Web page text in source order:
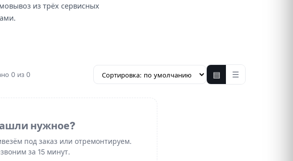
из трёх сервисных
0 из 0 ▤ ☰
нужное?
под заказ или отремонтируем.
за 15 минут.